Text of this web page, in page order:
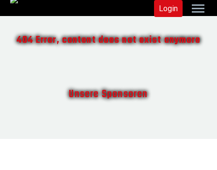
Login
404 Error, content does not exist anymore
Unsere Sponsoren